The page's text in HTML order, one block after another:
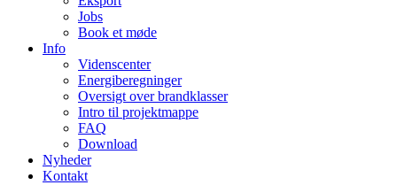
Jobs
Book et møde
Info
Videnscenter
Energiberegninger
Oversigt over brandklasser
Intro til projektmappe
FAQ
Download
Nyheder
Kontakt